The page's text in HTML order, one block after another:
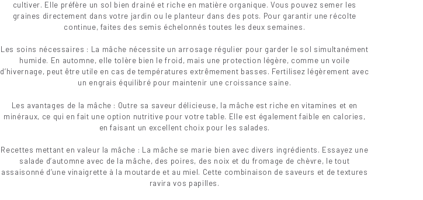
cultiver. Elle préfère un sol bien drainé et riche en matière organique. Vous pouvez semer les
graines directement dans votre jardin ou le planteur dans des pots. Pour garantir une récolte
continue, faites des semis échelonnés toutes les deux semaines.
Les soins nécessaires : La mâche nécessite un arrosage régulier pour garder le sol simultanément
humide. En automne, elle tolère bien le froid, mais une protection légère, comme un voile
d’hivernage, peut être utile en cas de températures extrêmement basses. Fertilisez légèrement avec
un engrais équilibré pour maintenir une croissance saine.
Les avantages de la mâche : Outre sa saveur délicieuse, la mâche est riche en vitamines et en
minéraux, ce qui en fait une option nutritive pour votre table. Elle est également faible en calories,
en faisant un excellent choix pour les salades.
Recettes mettant en valeur la mâche : La mâche se marie bien avec divers ingrédients. Essayez une
salade d’automne avec de la mâche, des poires, des noix et du fromage de chèvre, le tout
assaisonné d’une vinaigrette à la moutarde et au miel. Cette combinaison de saveurs et de textures
ravira vos papilles.